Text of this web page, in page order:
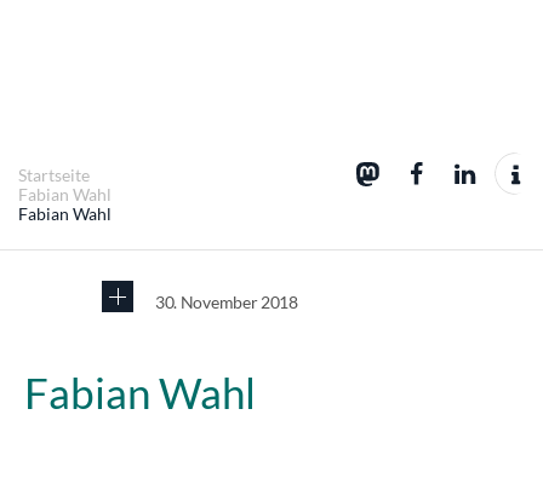
Startseite
Fabian Wahl
Fabian Wahl
30. November 2018
Fabian Wahl